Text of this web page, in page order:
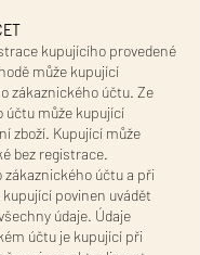
kupujícího provedené
může kupující
zákaznického účtu. Ze
účtu může kupující
zboží. Kupující může
bez registrace.
zákaznického účtu a při
kupující povinen uvádět
údaje. Údaje
účtu je kupující při